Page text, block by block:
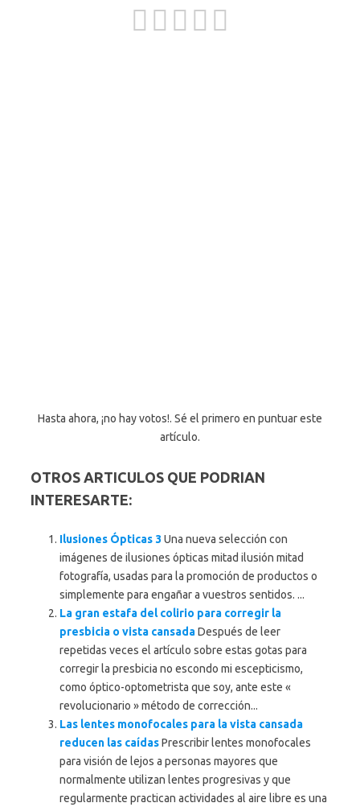
Hasta ahora, ¡no hay votos!. Sé el primero en puntuar este
artículo.
OTROS ARTICULOS QUE PODRIAN
INTERESARTE:
Ilusiones Ópticas 3 Una nueva selección con
imágenes de ilusiones ópticas mitad ilusión mitad
fotografía, usadas para la promoción de productos o
simplemente para engañar a vuestros sentidos. ...
La gran estafa del colirio para corregir la
presbicia o vista cansadaDespués de leer
repetidas veces el artículo sobre estas gotas para
corregir la presbicia no escondo mi escepticismo,
como óptico-optometrista que soy, ante este «
revolucionario » método de corrección...
Las lentes monofocales para la vista cansada
reducen las caídasPrescribir lentes monofocales
para visión de lejos a personas mayores que
normalmente utilizan lentes progresivas y que
regularmente practican actividades al aire libre es una